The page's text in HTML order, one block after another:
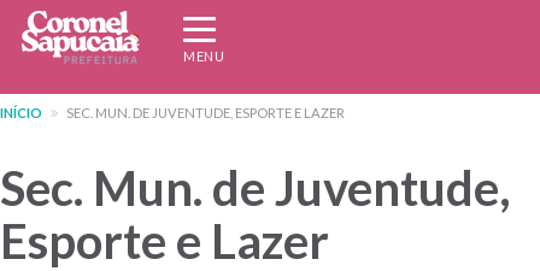
Pular
para
conteúdo
Expandir/recolher
navegação
MENU
INÍCIO SEC. MUN. DE JUVENTUDE, ESPORTE E LAZER
Sec. Mun. de Juventude,
Esporte e Lazer